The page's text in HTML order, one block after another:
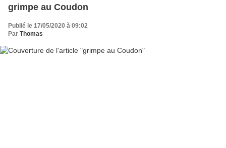
grimpe au Coudon
Publié le 17/05/2020 à 09:02
Par Thomas